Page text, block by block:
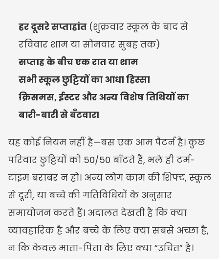
हर दूसरे सप्ताहांत (शुक्रवार स्कूल के बाद से
रविवार शाम या सोमवार सुबह तक)
सप्ताह के बीच एक रात या शाम
सभी स्कूल छुट्टियों का आधा हिस्सा
क्रिसमस, ईस्टर और अन्य विशेष तिथियों का
बारी-बारी से बँटवारा
यह कोई नियम नहीं है—बस एक आम पैटर्न है। कुछ
परिवार छुट्टियों को 50/50 बाँटते हैं, भले ही टर्म-
टाइम बराबर न हो। अन्य लोग काम की शिफ्ट, स्कूल
से दूरी, या बच्चे की गतिविधियों के अनुसार
समायोजन करते हैं। अदालत देखती है कि क्या
व्यावहारिक है और बच्चे के लिए क्या सबसे अच्छा है,
न कि केवल माता-पिता के लिए क्या “उचित” है।